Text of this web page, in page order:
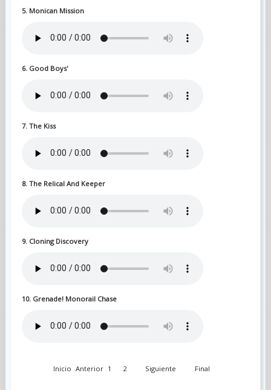
5. Monican Mission
6. Good Boys'
7. The Kiss
8. The Relical And Keeper
9. Cloning Discovery
10. Grenade! Monorail Chase
Inicio Anterior 1 2 Siguiente Final